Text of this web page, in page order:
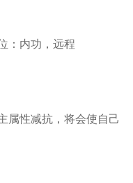
：内功，远程
属性减抗，将会使自己